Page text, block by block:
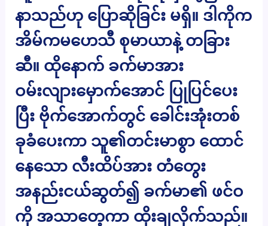
နာသည်ဟု ပြောဆိုခြင်း မရှိ။ ဒါကိုက
အိမ်ကမဟေသီ စုမာယာနဲ့ တခြား
ဆီ။ ထိုနောက် ခက်မာအား
ဝမ်းလျားမှောက်အောင် ပြုပြင်ပေး
ပြီး ဗိုက်အောက်တွင် ခေါင်းအုံးတစ်
ခုခံပေးကာ သူ၏တင်းမာစွာ ထောင်
နေသော လီးထိပ်အား တံတွေး
အနည်းငယ်ဆွတ်၍ ခက်မာ၏ ဖင်ဝ
ကို အသာတေ့ကာ ထိုးချလိုက်သည်။